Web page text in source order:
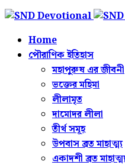
Home
পৌরাণিক ইতিহাস
মহাপুরুষ এর জীবনী
ভক্তের মহিমা
লীলামৃত
দামোদর লীলা
তীর্থ সমূহ
উপবাস ব্রত মাহাত্ম্য
একাদশী ব্রত